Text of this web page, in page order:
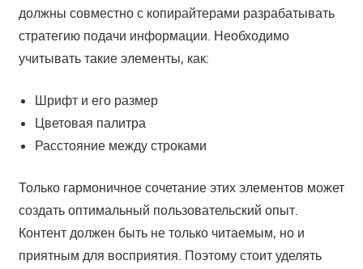
должны совместно с копирайтерами разрабатывать
стратегию подачи информации. Необходимо
учитывать такие элементы, как:
Шрифт и его размер
Цветовая палитра
Расстояние между строками
Только гармоничное сочетание этих элементов может
создать оптимальный пользовательский опыт.
Контент должен быть не только читаемым, но и
приятным для восприятия. Поэтому стоит уделять